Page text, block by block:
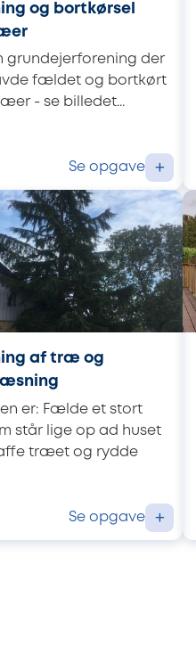
og bortkørsel
grundejerforening der
fældet og bortkørt
- se billedet...
Se opgave +
af træ og
er: Fælde et stort
står lige op ad huset
træet og rydde
Se opgave +